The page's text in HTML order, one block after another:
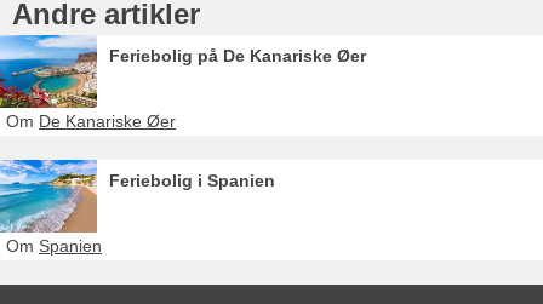
Andre artikler
Feriebolig på De Kanariske Øer
Om De Kanariske Øer
Feriebolig i Spanien
Om Spanien